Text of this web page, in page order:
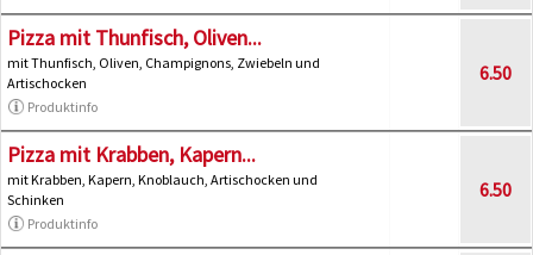
Pizza mit Thunfisch, Oliven...
mit Thunfisch, Oliven, Champignons, Zwiebeln und
Artischocken
Produktinfo
6.50
Pizza mit Krabben, Kapern...
mit Krabben, Kapern, Knoblauch, Artischocken und
Schinken
Produktinfo
6.50